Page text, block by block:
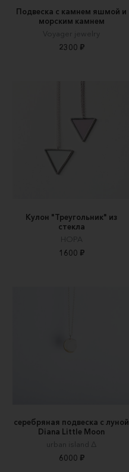
Подвеска с камнем яшмой и
морским камнем
Voyager jewelry
2300 ₽
Кулон "Треугольник" из
стекла
НОРА
1600 ₽
серебряная подвеска с луной
Diana Little Moon
urban island ∆
6000 ₽